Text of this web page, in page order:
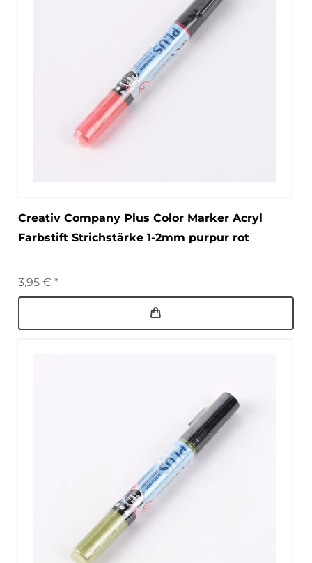
Creativ Company Plus Color Marker Acryl
Farbstift Strichstärke 1-2mm purpur rot
3,95 € *